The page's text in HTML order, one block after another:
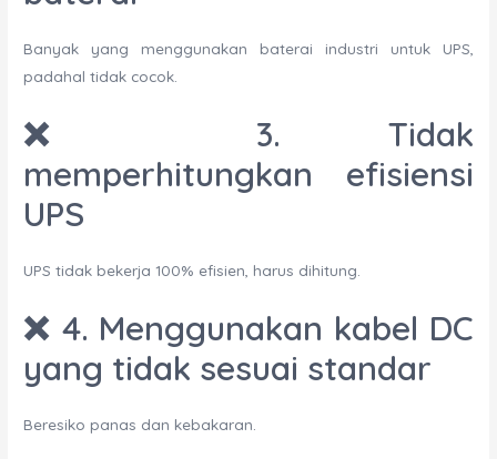
Banyak yang menggunakan baterai industri untuk UPS,
padahal tidak cocok.
❌ 3. Tidak
memperhitungkan efisiensi
UPS
UPS tidak bekerja 100% efisien, harus dihitung.
❌ 4. Menggunakan kabel DC
yang tidak sesuai standar
Beresiko panas dan kebakaran.